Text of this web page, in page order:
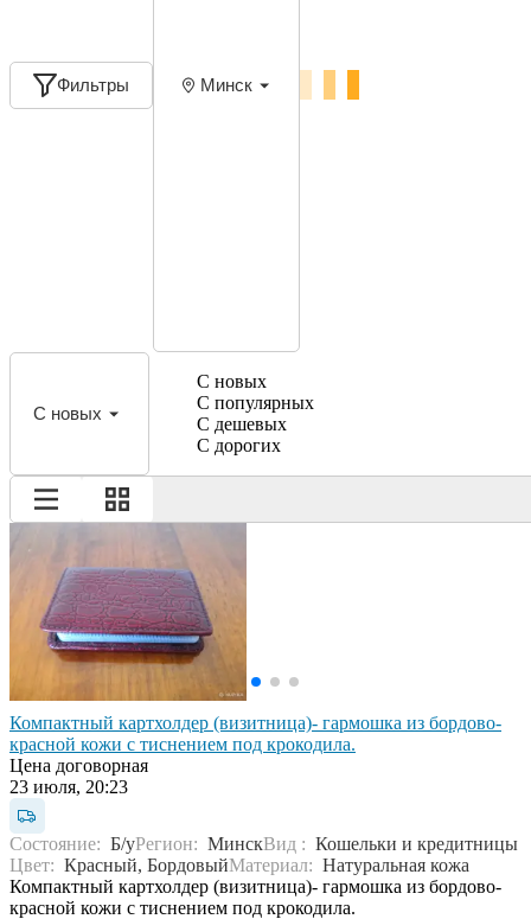
Фильтры Минск
С новых
С новых
С популярных
С дешевых
С дорогих
Компактный картхолдер (визитница)- гармошка из бордово-
красной кожи с тиснением под крокодила.
Цена договорная
23 июля, 20:23
Состояние: Б/уРегион: МинскВид : Кошельки и кредитницы
Цвет: Красный, БордовыйМатериал: Натуральная кожа
Компактный картхолдер (визитница)- гармошка из бордово-
красной кожи с тиснением под крокодила.